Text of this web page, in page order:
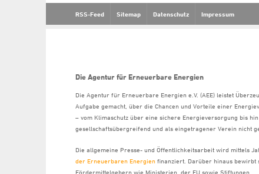
RSS-Feed Sitemap Datenschutz Impressum
Die Agentur für Erneuerbare Energien
Die Agentur für Erneuerbare Energien e.V. (AEE) leistet
Aufgabe gemacht, über die Chancen und Vorteile einer
– vom Klimaschutz über eine sichere Energieversorgung bis
gesellschaftsübergreifend und als eingetragener Verein nicht
Die allgemeine Presse- und Öffentlichkeitsarbeit wird mittels
der Erneuerbaren Energien finanziert. Darüber hinaus bewirbt
Fördermittelgebern wie Ministerien, der EU sowie Stiftungen.